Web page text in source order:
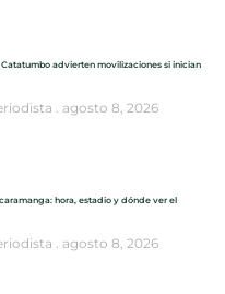
advierten movilizaciones si inician
agosto 8, 2026
hora, estadio y dónde ver el
agosto 8, 2026